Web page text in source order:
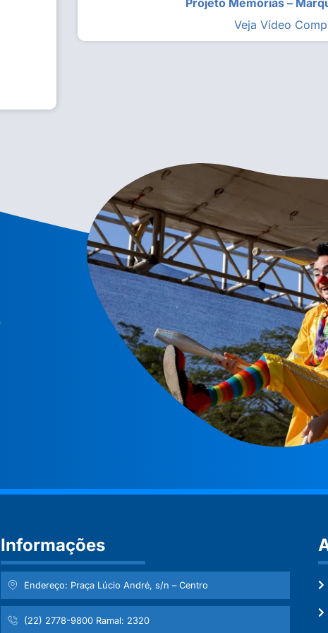
Projeto Memórias –
Veja Vídeo
Informações
Endereço: Praça Lúcio André, s/n – Centro
(22) 2778-9800 Ramal: 2320